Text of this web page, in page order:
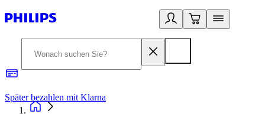
Später bezahlen mit Klarna